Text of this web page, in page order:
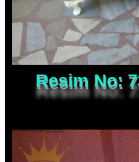
Resim No: